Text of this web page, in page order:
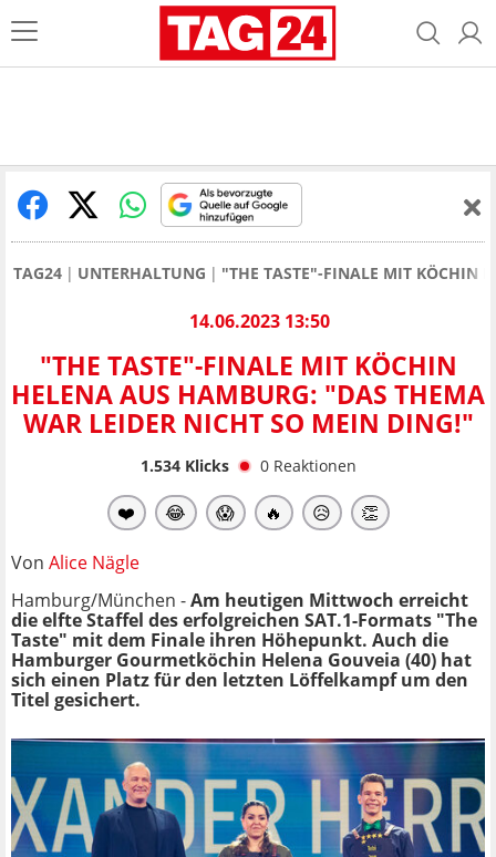
TAG24 UNTERHALTUNG "THE TASTE"-FINALE MIT KÖCHIN
14.06.2023 13:50
"THE TASTE"-FINALE MIT KÖCHIN
HELENA AUS HAMBURG: "DAS THEMA
WAR LEIDER NICHT SO MEIN DING!"
1.534Klicks 0 Reaktionen
❤️ 😂 😱 🔥 😥 👏
Von Alice Nägle
Hamburg/München -Am heutigen Mittwoch erreicht
die elfte Staffel des erfolgreichen SAT.1-Formats "The
Taste" mit dem Finale ihren Höhepunkt. Auch die
Hamburger Gourmetköchin Helena Gouveia (40) hat
sich einen Platz für den letzten Löffelkampf um den
Titel gesichert.